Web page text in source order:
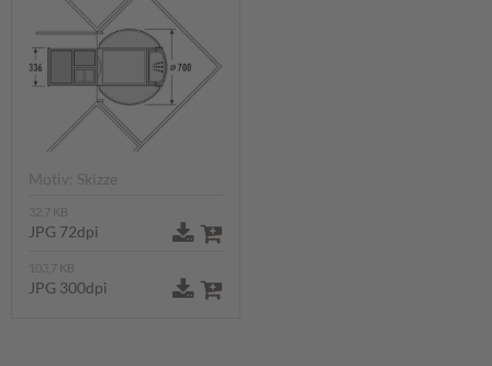
Motiv: Skizze
32,7 KB
JPG 72dpi
103,7 KB
JPG 300dpi